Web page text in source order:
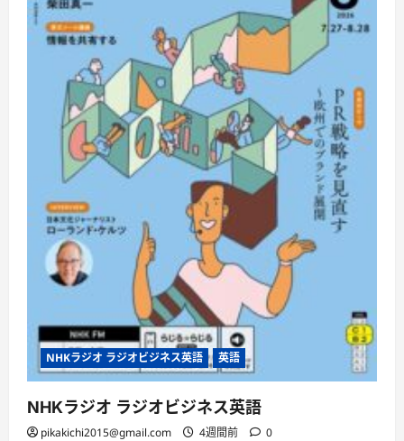
2028
い
て
さ
ら
に
読
む
NHKラジオ ラジオビジネス英語 英語
NHKラジオ ラジオビジネス英語
pikakichi2015@gmail.com 4週間前 0